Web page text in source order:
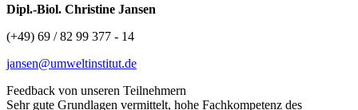
Dipl.-Biol. Christine Jansen
(+49) 69 / 82 99 377 - 14
jansen@umweltinstitut.de
Feedback von unseren Teilnehmern
Sehr gute Grundlagen vermittelt, hohe Fachkompetenz des